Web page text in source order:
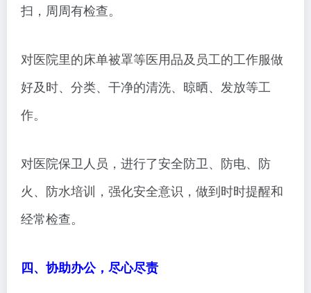
扫，周周有检查。
对医院里的床单被罩等医用品及员工的工作服做
好及时、分类、干净的清洗、晾晒、发放等工
作。
对医院保卫人员，进行了安全防卫、防电、防
火、防水培训，强化安全意识，做到时时提醒和
经常检查。
四、协助办公，尽心尽责